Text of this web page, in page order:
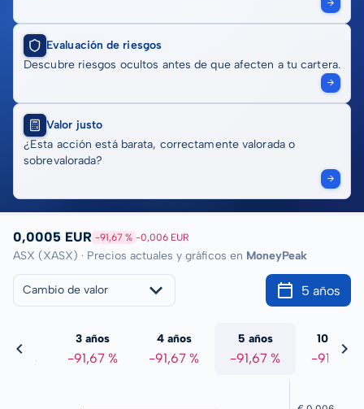
Evaluación de riesgos
Descubre riesgos ocultos antes de que afecten a tu cartera.
Valor justo
¿Esta acción está barata, correctamente valorada o
sobrevalorada?
0,0005 EUR -91,67 % -0,006 EUR
ASX (XASX) · Precios actuales y gráficos en MoneyPeak
Cambio de valor 5 años
%
3 años
-91,67 %
4 años
-91,67 %
5 años
-91,67 %
10 años
-91,67 %